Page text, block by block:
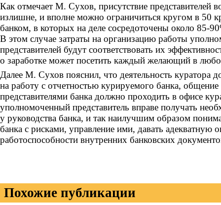
Как отмечает М. Сухов, присутствие представителей
излишне, и вполне можно ограничиться кругом в 50
банком, в которых на деле сосредоточены около 85-
В этом случае затраты на организацию работы
представителей будут соответствовать их
о заработке может посетить каждый желающий в
Далее М. Сухов пояснил, что деятельность куратора
на работу с отчетностью курируемого банка, общение
представителями банка должно проходить в офисе
уполномоченный представитель вправе получать
у руководства банка, и так наилучшим образом
банка с рисками, управление ими, давать адекватную
работоспособности внутренних банковских
Похожие публикации